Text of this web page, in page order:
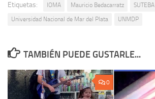
Etiquetas: IOMA Mauricio Bedacarratz
SUTEBA
Universidad Nacional de Mar del Plata
UNMDP
TAMBIÉN PUEDE GUSTARLE...
0